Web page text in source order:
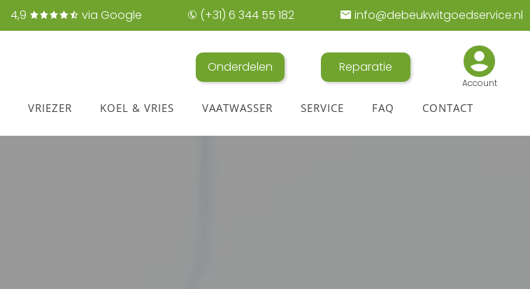
4,9 via Google (+31) 6 344 55 182 info@debeukwitgoedservice.nl
Onderdelen Reparatie
Account
VRIEZER KOEL & VRIES VAATWASSER SERVICE FAQ CONTACT